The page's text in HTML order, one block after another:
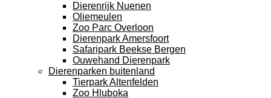
Dierenrijk Nuenen
Oliemeulen
Zoo Parc Overloon
Dierenpark Amersfoort
Safaripark Beekse Bergen
Ouwehand Dierenpark
Dierenparken buitenland
Tierpark Altenfelden
Zoo Hluboka